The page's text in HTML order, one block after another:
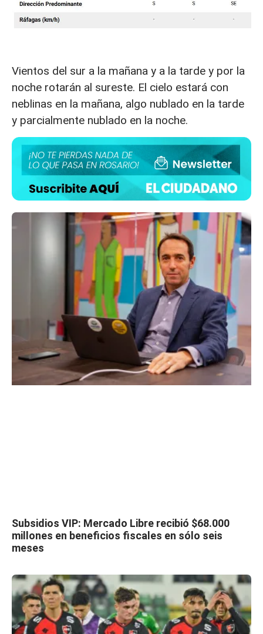
Vientos del sur a la mañana y a la tarde y por la
noche rotarán al sureste. El cielo estará con
neblinas en la mañana, algo nublado en la tarde
y parcialmente nublado en la noche.
Subsidios VIP: Mercado Libre recibió $68.000
millones en beneficios fiscales en sólo seis
meses